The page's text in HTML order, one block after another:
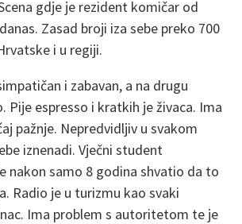
gdje je rezident komičar od
Zasad broji iza sebe preko 700
i u regiji.
i zabavan, a na drugu
Pije espresso i kratkih je živaca. Ima
pažnje. Nepredvidljiv u svakom
iznenadi. Vječni student
nakon samo 8 godina shvatio da to
Radio je u turizmu kao svaki
Ima problem s autoritetom te je